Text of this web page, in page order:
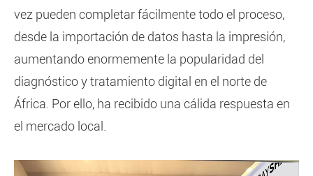
vez pueden completar fácilmente todo el proceso,
desde la importación de datos hasta la impresión,
aumentando enormemente la popularidad del
diagnóstico y tratamiento digital en el norte de
África. Por ello, ha recibido una cálida respuesta en
el mercado local.